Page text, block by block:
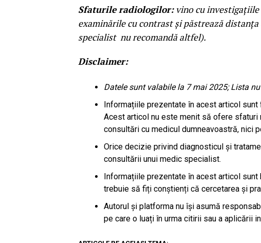
Sfaturile radiologilor:vino cu investigațiile
examinările cu contrast și păstrează
specialist nu recomandă altfel).
Disclaimer:
Datele sunt valabile la 7 mai 2025; Lista
Informațiile prezentate în acest articol
Acest articol nu este menit să ofere
consultări cu medicul dumneavoastră, nici
Orice decizie privind diagnosticul și
consultării unui medic specialist.
Informațiile prezentate în acest articol
trebuie să fiți conștienți că cercetarea și
Autorul și platforma nu își asumă
pe care o luați în urma citirii sau a aplicării